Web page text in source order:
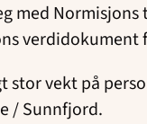
med
verdidokument
stor vekt på
/ Sunnfjord.